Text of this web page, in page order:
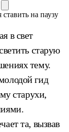
ставить на паузу
в свет
старую
тему.
гид
старухи,
та, вызвав